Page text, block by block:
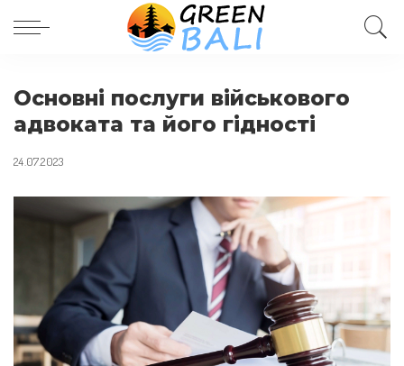
Основні послуги військового
адвоката та його гідності
24.07.2023